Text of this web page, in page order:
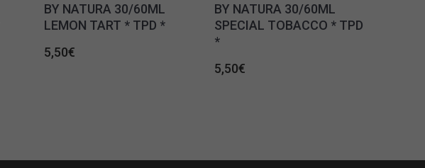
BY NATURA 30/60ML
LEMON TART * TPD *
5,50€
BY NATURA 30/60ML
SPECIAL TOBACCO * TPD
*
5,50€